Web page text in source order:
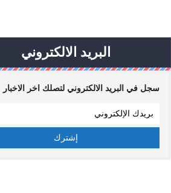
البريد الالكتروني
سجل في البريد الالكتروني لتصلك اخر الاخبار